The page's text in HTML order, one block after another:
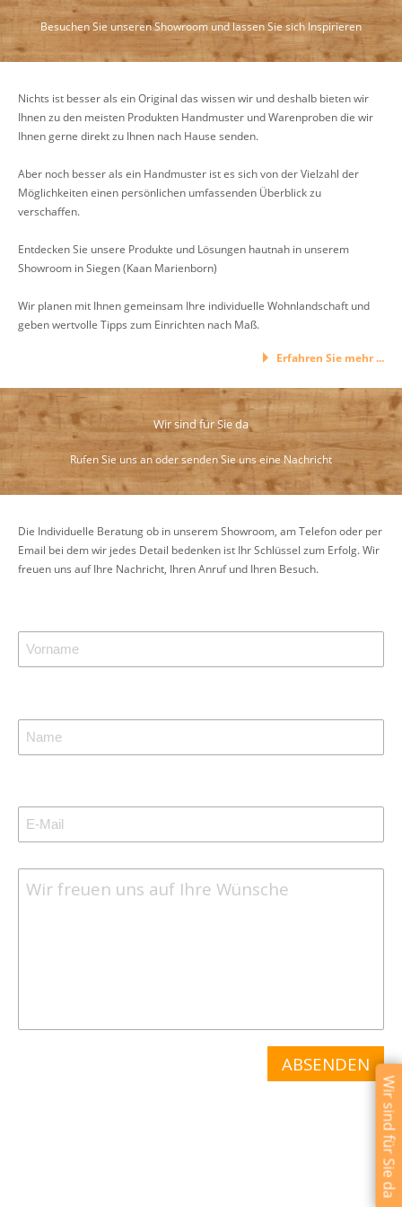
Wir sind für Sie da
Besuchen Sie unseren Showroom und lassen Sie sich Inspirieren
Nichts ist besser als ein Original das wissen wir und deshalb bieten wir
Ihnen zu den meisten Produkten Handmuster und Warenproben die wir
Ihnen gerne direkt zu Ihnen nach Hause senden.
Aber noch besser als ein Handmuster ist es sich von der Vielzahl der
Möglichkeiten einen persönlichen umfassenden Überblick zu
verschaffen.
Entdecken Sie unsere Produkte und Lösungen hautnah in unserem
Showroom in Siegen (Kaan Marienborn)
Wir planen mit Ihnen gemeinsam Ihre individuelle Wohnlandschaft und
geben wertvolle Tipps zum Einrichten nach Maß.
Erfahren Sie mehr ...
Wir sind für Sie da
Rufen Sie uns an oder senden Sie uns eine Nachricht
Die Individuelle Beratung ob in unserem Showroom, am Telefon oder per
Email bei dem wir jedes Detail bedenken ist Ihr Schlüssel zum Erfolg. Wir
freuen uns auf Ihre Nachricht, Ihren Anruf und Ihren Besuch.